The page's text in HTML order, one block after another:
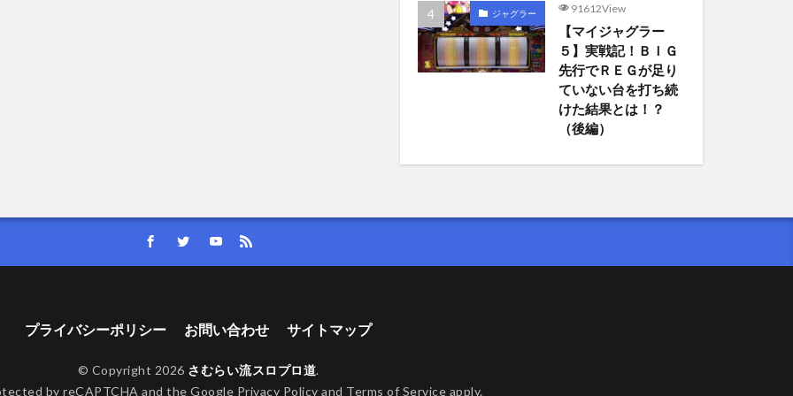
ジャグラー 91612View
【マイジャグラー
５】実戦記！ＢＩＧ
先行でＲＥＧが足り
ていない台を打ち続
けた結果とは！？
（後編）
プライバシーポリシー お問い合わせ サイトマップ
© Copyright 2026 さむらい流スロプロ道.
by reCAPTCHA and the Google Privacy Policy and Terms of Service apply.